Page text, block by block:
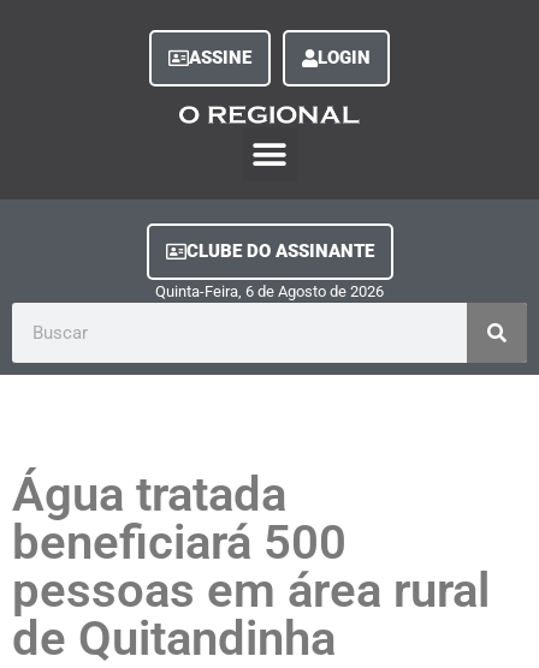
ASSINE LOGIN
CLUBE DO ASSINANTE
Quinta-Feira, 6 de Agosto de 2026
Água tratada
beneficiará 500
pessoas em área rural
de Quitandinha